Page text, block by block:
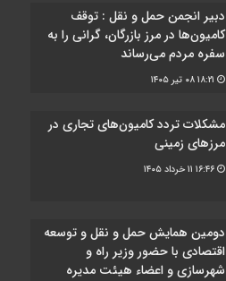
دبیر انجمن حمل‌ و نقل : توقف
کامیون‌ها در مرز بازرگان، گرانی را به
سفره مردم می‌رساند
۰۸ تیر ۱۴۰۵
مشکلات تردد کامیون‌های تجاری در
مرز‌های زمینی
۱۱ خرداد ۱۴۰۵
دومین همایش حمل و نقل و توسعه
اقتصادی با حضور وزیر راه و
شهرسازی و اعضاء هیئت مدیره